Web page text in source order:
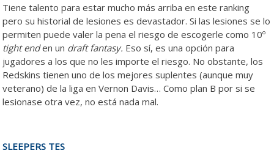
Tiene talento para estar mucho más arriba en este ranking
pero su historial de lesiones es devastador. Si las lesiones se lo
permiten puede valer la pena el riesgo de escogerle como 10º
tight enden un draft fantasy. Eso sí, es una opción para
jugadores a los que no les importe el riesgo. No obstante, los
Redskins tienen uno de los mejores suplentes (aunque muy
veterano) de la liga en Vernon Davis… Como plan B por si se
lesionase otra vez, no está nada mal.
SLEEPERS TES